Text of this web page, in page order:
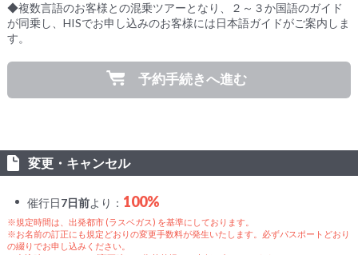
◆複数言語のお客様との混乗ツアーとなり、２～３か国語のガイド
が同乗し、HISでお申し込みのお客様には日本語ガイドがご案内しま
す。
予約手続きへ進む
変更・キャンセル
催行日7日前より： 100%
※規定時間は、出発都市 (ラスベガス) を基準にしております。
※お名前の訂正にも規定どおりの変更手数料が発生いたします。必ずパスポートどおり
の綴りでお申し込みください。